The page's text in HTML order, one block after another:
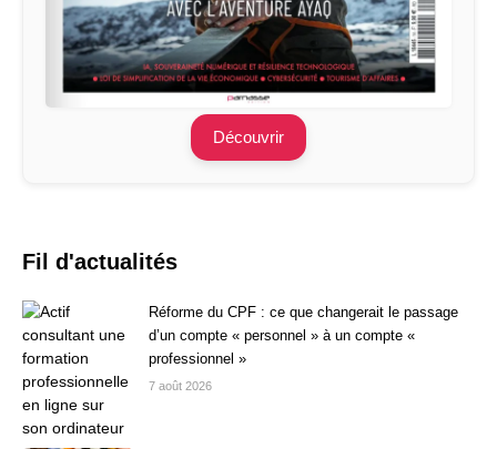
Découvrir
Fil d'actualités
Réforme du CPF : ce que changerait le passage
d’un compte « personnel » à un compte «
professionnel »
7 août 2026